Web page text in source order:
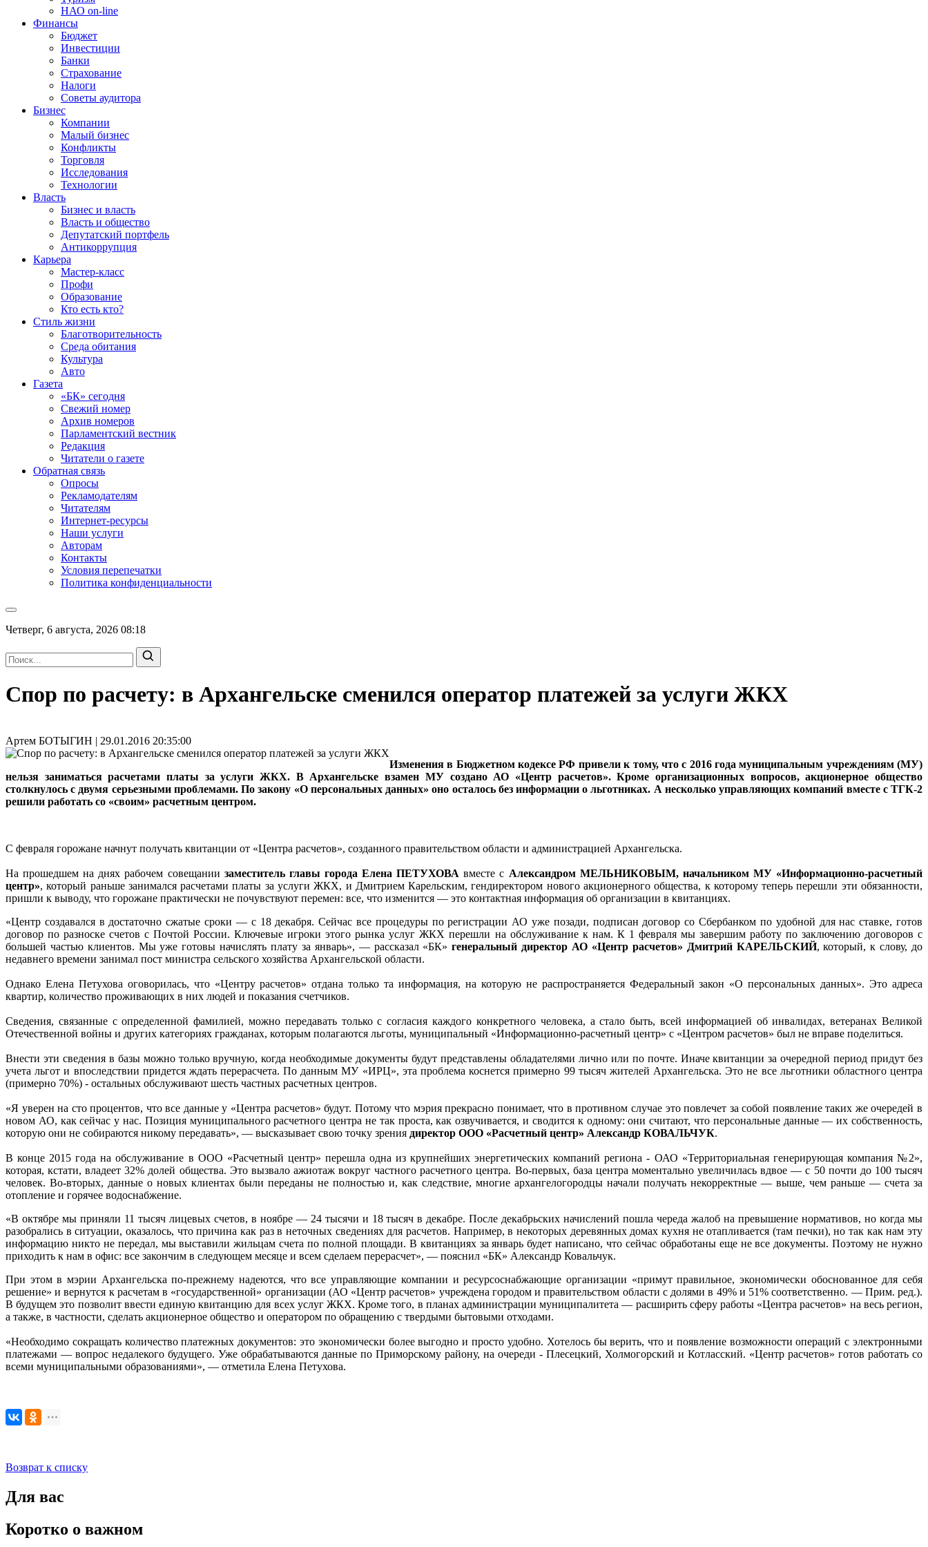
НАО on-line
Финансы
Бюджет
Инвестиции
Банки
Страхование
Налоги
Советы аудитора
Бизнес
Компании
Малый бизнес
Конфликты
Торговля
Исследования
Технологии
Власть
Бизнес и власть
Власть и общество
Депутатский портфель
Антикоррупция
Карьера
Мастер-класс
Профи
Образование
Кто есть кто?
Стиль жизни
Благотворительность
Среда обитания
Культура
Авто
Газета
«БК» сегодня
Свежий номер
Архив номеров
Парламентский вестник
Редакция
Читатели о газете
Обратная связь
Опросы
Рекламодателям
Читателям
Интернет-ресурсы
Наши услуги
Авторам
Контакты
Условия перепечатки
Политика конфиденциальности
Четверг, 6 августа, 2026 08:18
Спор по расчету: в Архангельске сменился оператор платежей за услуги ЖКХ
Артем БОТЫГИН | 29.01.2016 20:35:00
Изменения в Бюджетном кодексе РФ привели к тому, что с 2016 года муниципальным учреждениям (МУ)
нельзя заниматься расчетами платы за услуги ЖКХ. В Архангельске взамен МУ создано АО «Центр расчетов». Кроме организационных вопросов, акционерное общество
столкнулось с двумя серьезными проблемами. По закону «О персональных данных» оно осталось без информации о льготниках. А несколько управляющих компаний вместе с ТГК-2
решили работать со «своим» расчетным центром.
С февраля горожане начнут получать квитанции от «Центра расчетов», созданного правительством области и администрацией Архангельска.
На прошедшем на днях рабочем совещании заместитель главы города Елена ПЕТУХОВА вместе с Александром МЕЛЬНИКОВЫМ, начальником МУ «Информационно-расчетный
центр», который раньше занимался расчетами платы за услуги ЖКХ, и Дмитрием Карельским, гендиректором нового акционерного общества, к которому теперь перешли эти обязанности,
пришли к выводу, что горожане практически не почувствуют перемен: все, что изменится — это контактная информация об организации в квитанциях.
«Центр создавался в достаточно сжатые сроки — с 18 декабря. Сейчас все процедуры по регистрации АО уже позади, подписан договор со Сбербанком по удобной для нас ставке, готов
договор по разноске счетов с Почтой России. Ключевые игроки этого рынка услуг ЖКХ перешли на обслуживание к нам. К 1 февраля мы завершим работу по заключению договоров с
большей частью клиентов. Мы уже готовы начислять плату за январь», — рассказал «БК» генеральный директор АО «Центр расчетов» Дмитрий КАРЕЛЬСКИЙ, который, к слову, до
недавнего времени занимал пост министра сельского хозяйства Архангельской области.
Однако Елена Петухова оговорилась, что «Центру расчетов» отдана только та информация, на которую не распространяется Федеральный закон «О персональных данных». Это адреса
квартир, количество проживающих в них людей и показания счетчиков.
Сведения, связанные с определенной фамилией, можно передавать только с согласия каждого конкретного человека, а стало быть, всей информацией об инвалидах, ветеранах Великой
Отечественной войны и других категориях гражданах, которым полагаются льготы, муниципальный «Информационно-расчетный центр» с «Центром расчетов» был не вправе поделиться.
Внести эти сведения в базы можно только вручную, когда необходимые документы будут представлены обладателями лично или по почте. Иначе квитанции за очередной период придут без
учета льгот и впоследствии придется ждать перерасчета. По данным МУ «ИРЦ», эта проблема коснется примерно 99 тысяч жителей Архангельска. Это не все льготники областного центра
(примерно 70%) - остальных обслуживают шесть частных расчетных центров.
«Я уверен на сто процентов, что все данные у «Центра расчетов» будут. Потому что мэрия прекрасно понимает, что в противном случае это повлечет за собой появление таких же очередей в
новом АО, как сейчас у нас. Позиция муниципального расчетного центра не так проста, как озвучивается, и сводится к одному: они считают, что персональные данные — их собственность,
которую они не собираются никому передавать», — высказывает свою точку зрения директор ООО «Расчетный центр» Александр КОВАЛЬЧУК.
В конце 2015 года на обслуживание в ООО «Расчетный центр» перешла одна из крупнейших энергетических компаний региона - ОАО «Территориальная генерирующая компания №2»,
которая, кстати, владеет 32% долей общества. Это вызвало ажиотаж вокруг частного расчетного центра. Во-первых, база центра моментально увеличилась вдвое — с 50 почти до 100 тысяч
человек. Во-вторых, данные о новых клиентах были переданы не полностью и, как следствие, многие архангелогородцы начали получать некорректные — выше, чем раньше — счета за
отопление и горячее водоснабжение.
«В октябре мы приняли 11 тысяч лицевых счетов, в ноябре — 24 тысячи и 18 тысяч в декабре. После декабрьских начислений пошла череда жалоб на превышение нормативов, но когда мы
разобрались в ситуации, оказалось, что причина как раз в неточных сведениях для расчетов. Например, в некоторых деревянных домах кухня не отапливается (там печки), но так как нам эту
информацию никто не передал, мы выставили жильцам счета по полной площади. В квитанциях за январь будет написано, что сейчас обработаны еще не все документы. Поэтому не нужно
приходить к нам в офис: все закончим в следующем месяце и всем сделаем перерасчет», — пояснил «БК» Александр Ковальчук.
При этом в мэрии Архангельска по-прежнему надеются, что все управляющие компании и ресурсоснабжающие организации «примут правильное, экономически обоснованное для себя
решение» и вернутся к расчетам в «государственной» организации (АО «Центр расчетов» учреждена городом и правительством области с долями в 49% и 51% соответственно. — Прим. ред.).
В будущем это позволит ввести единую квитанцию для всех услуг ЖКХ. Кроме того, в планах администрации муниципалитета — расширить сферу работы «Центра расчетов» на весь регион,
а также, в частности, сделать акционерное общество и оператором по обращению с твердыми бытовыми отходами.
«Необходимо сокращать количество платежных документов: это экономически более выгодно и просто удобно. Хотелось бы верить, что и появление возможности операций с электронными
платежами — вопрос недалекого будущего. Уже обрабатываются данные по Приморскому району, на очереди - Плесецкий, Холмогорский и Котласский. «Центр расчетов» готов работать со
всеми муниципальными образованиями», — отметила Елена Петухова.
Возврат к списку
Для вас
Коротко о важном